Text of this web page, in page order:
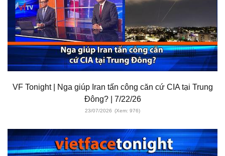
VF Tonight | Nga giúp Iran tấn công căn cứ CIA tại Trung
Đông? | 7/22/26
23/07/2026 (Xem: 976)